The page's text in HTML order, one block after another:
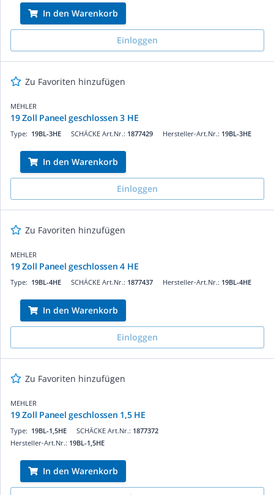
In den Warenkorb
Einloggen
Zu Favoriten hinzufügen
MEHLER
19 Zoll Paneel geschlossen 3 HE
SCHÄCKE Art.Nr.: 1877429
Type: 19BL-3HE Hersteller-Art.Nr.: 19BL-3HE
In den Warenkorb
Einloggen
Zu Favoriten hinzufügen
MEHLER
19 Zoll Paneel geschlossen 4 HE
SCHÄCKE Art.Nr.: 1877437
Type: 19BL-4HE Hersteller-Art.Nr.: 19BL-4HE
In den Warenkorb
Einloggen
Zu Favoriten hinzufügen
MEHLER
19 Zoll Paneel geschlossen 1,5 HE
SCHÄCKE Art.Nr.: 1877372
Type: 19BL-1,5HE
Hersteller-Art.Nr.: 19BL-1,5HE
In den Warenkorb